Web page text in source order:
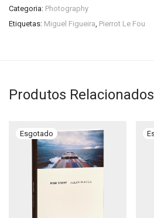
Categoria: Photography
Etiquetas: Miguel Figueira, Pierrot Le Fou
Produtos Relacionados